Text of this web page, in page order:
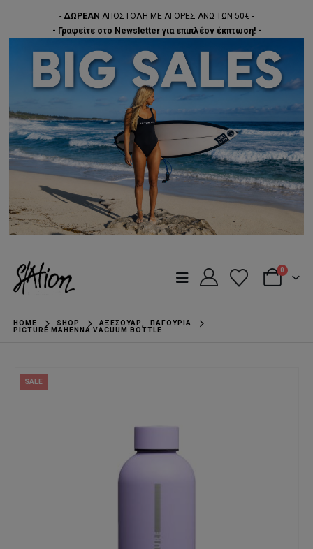
- ΔΩΡΕΑΝ ΑΠΟΣΤΟΛΗ ΜΕ ΑΓΟΡΕΣ ΑΝΩ ΤΩΝ 50€ -
- Γραφείτε στο Newsletter για επιπλέον έκπτωση! -
0
HOME SHOP ΑΞΕΣΟΥΆΡ,
ΠΑΓΟΎΡΙΑ
PICTURE MAHENNA VACUUM BOTTLE
SALE